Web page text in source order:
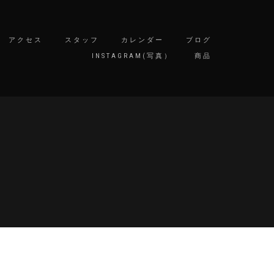
アクセス スタッフ カレンダー
ブログ
INSTAGRAM(写真）
商品